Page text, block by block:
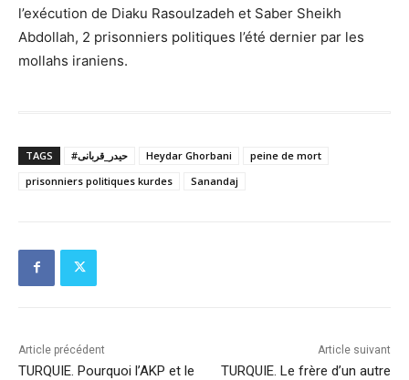
l’exécution de Diaku Rasoulzadeh et Saber Sheikh
Abdollah, 2 prisonniers politiques l’été dernier par les
mollahs iraniens.
TAGS #حیدر_قربانی Heydar Ghorbani
peine de mort
prisonniers politiques kurdes
Sanandaj
Article précédent
TURQUIE. Pourquoi l’AKP et le
Article suivant
TURQUIE. Le frère d’un autre